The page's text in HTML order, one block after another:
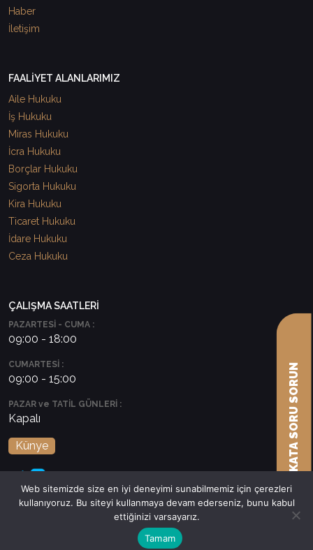
Haber
İletişim
FAALİYET ALANLARIMIZ
Aile Hukuku
İş Hukuku
Miras Hukuku
İcra Hukuku
Borçlar Hukuku
Sigorta Hukuku
Kira Hukuku
Ticaret Hukuku
İdare Hukuku
Ceza Hukuku
ÇALIŞMA SAATLERİ
PAZARTESİ - CUMA :
09:00 - 18:00
CUMARTESİ :
09:00 - 15:00
PAZAR ve TATİL GÜNLERİ :
Kapalı
Künye
Web sitemizde size en iyi deneyimi sunabilmemiz için çerezleri
kullanıyoruz. Bu siteyi kullanmaya devam ederseniz, bunu kabul
ettiğinizi varsayarız.
Tamam
AVUKATA SORU SORUN